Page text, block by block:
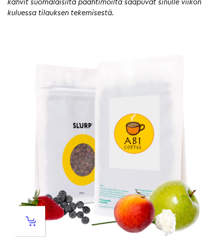
kahvit suomalaisilta paahtimoilta saapuvat sinulle viikon
kuluessa tilauksen tekemisestä.